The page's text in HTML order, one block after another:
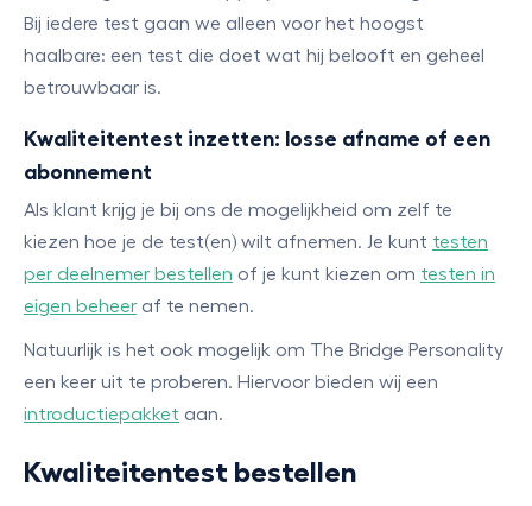
Bij iedere test gaan we alleen voor het hoogst
haalbare: een test die doet wat hij belooft en geheel
betrouwbaar is.
Kwaliteitentest inzetten: losse afname of een
abonnement
Als klant krijg je bij ons de mogelijkheid om zelf te
kiezen hoe je de test(en) wilt afnemen. Je kunt testen
per deelnemer bestellen of je kunt kiezen om testen in
eigen beheer af te nemen.
Natuurlijk is het ook mogelijk om The Bridge Personality
een keer uit te proberen. Hiervoor bieden wij een
introductiepakket aan.
Kwaliteitentest bestellen